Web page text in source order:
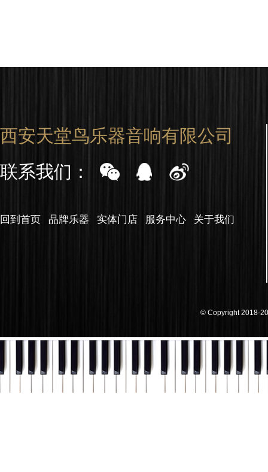
西安天堂鸟乐器音响有限公司
联系我们：
回到首页 品牌乐器 实体门店 服务中心 关于我们
© Copyright 2018-